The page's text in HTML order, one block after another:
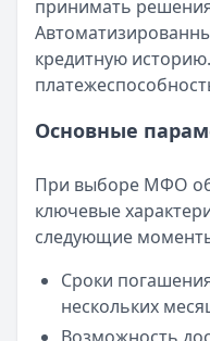
принимать
кредитную
Основные
При выборе МФО
ключевые
следующие
Сроки
нескольких